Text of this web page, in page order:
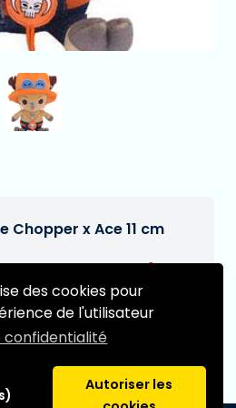
des cookies pour
de l'utilisateur
confidentialité
Autoriser les
Chopper x Ace 11 cm